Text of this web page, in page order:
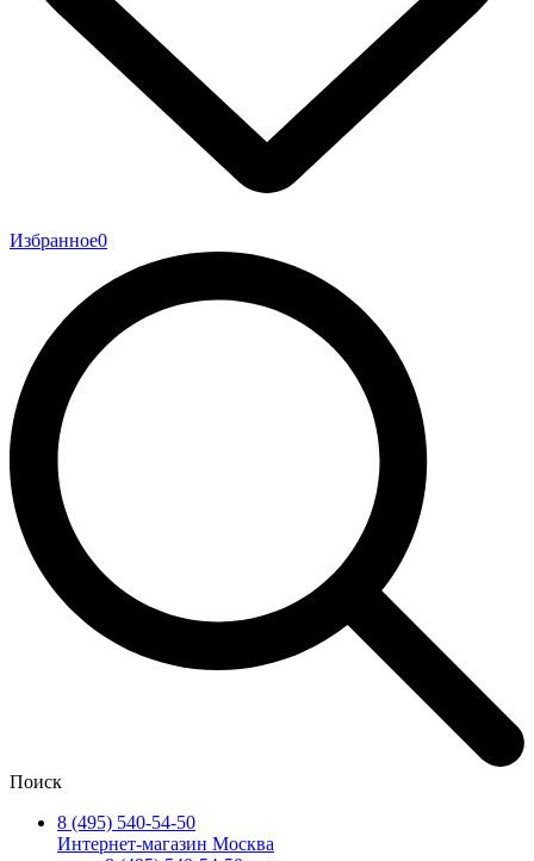
Избранное0
Поиск
8 (495) 540-54-50
Интернет-магазин Москва